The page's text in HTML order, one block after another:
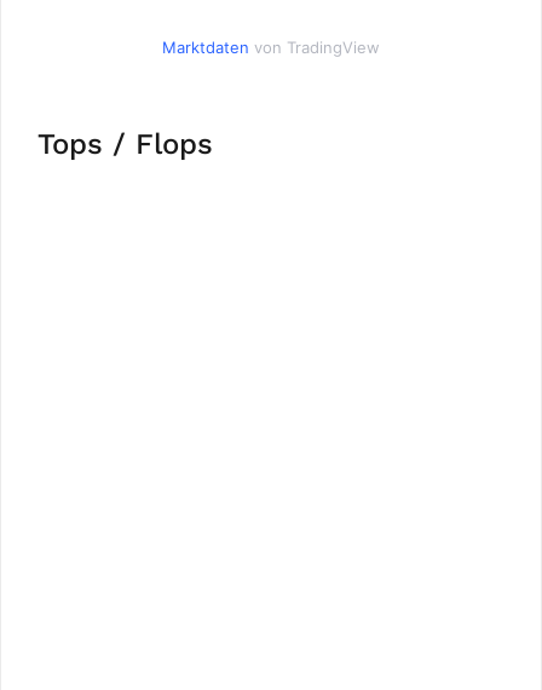
Marktdaten von TradingView
Tops / Flops